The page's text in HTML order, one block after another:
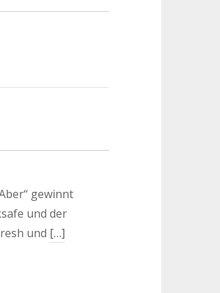
gewinnt
und der
und […]